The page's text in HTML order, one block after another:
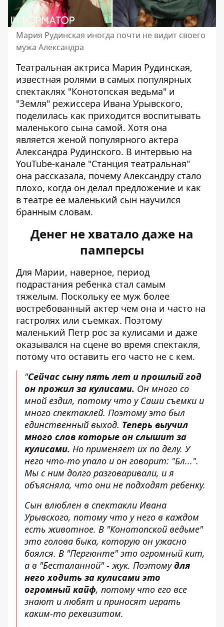
Мария Рудинская иногда почти не видит своего
мужа Александра
Театральная актриса Мария Рудинская,
известная ролями в самых популярных
спектаклях "Конотопская ведьма" и
"Земля" режиссера Ивана Урывского,
поделилась как приходится воспитывать
маленького сына самой. Хотя она
является женой популярного актера
Александра Рудинского. В интервью на
YouTube-канале "Станция театральная"
она рассказала, почему Александру стало
плохо, когда он делал предложение и как
в театре ее маленький сын научился
бранным словам.
Денег не хватало даже на
памперсы
Для Марии, наверное, период
подрастания ребенка стал самым
тяжелым. Поскольку ее муж более
востребованный актер чем она и часто на
гастролях или съемках. Поэтому
маленький Петр рос за кулисами и даже
оказывался на сцене во время спектакля,
потому что оставить его часто не с кем.
"Сейчас сыну пять лет и прошлый год
он прожил за кулисами. Он много со
мной ездил, потому что у Саши съемки и
много спектаклей. Поэтому это был
единственный выход. Теперь выучил
много слов которые он слышит за
кулисами. Но применяет их по делу. У
него что-то упало и он говорит: "Бл...".
Мы с ним долго разговаривали, и я
объясняла, что они не подходят ребенку.
Сын влюблен в спектакли Ивана
Урывского, потому что у него в каждом
есть животное. В "Конотопской ведьме"
это голова быка, которую он ужасно
боялся. В "Пергюнте" это огромный кит,
а в "Бесталанной" - жук. Поэтомудля
него ходить за кулисами это
огромный кайф, потому что его все
знают и любят и приносят играть
каким-то реквизитом.